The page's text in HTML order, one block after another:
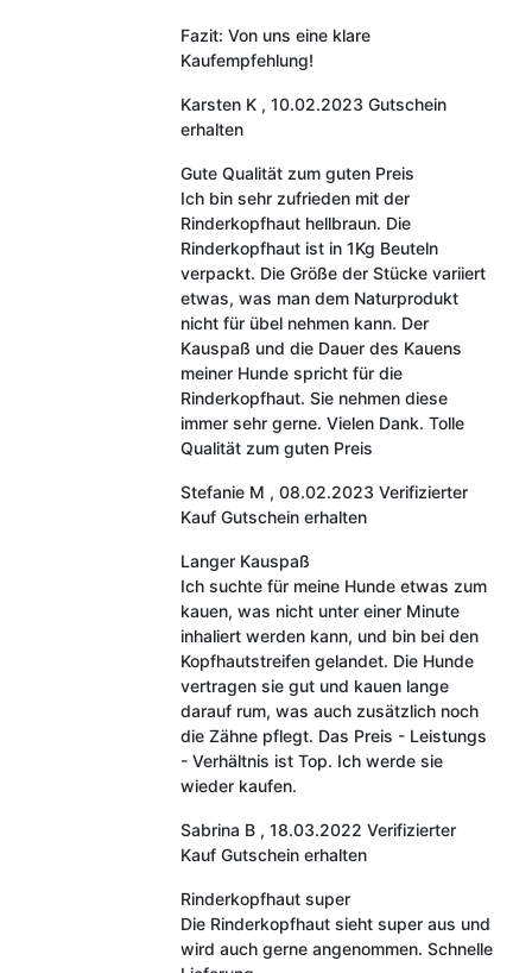
Fazit: Von uns eine klare
Kaufempfehlung!
Karsten K , 10.02.2023 Gutschein
erhalten
Gute Qualität zum guten Preis
Ich bin sehr zufrieden mit der
Rinderkopfhaut hellbraun. Die
Rinderkopfhaut ist in 1Kg Beuteln
verpackt. Die Größe der Stücke variiert
etwas, was man dem Naturprodukt
nicht für übel nehmen kann. Der
Kauspaß und die Dauer des Kauens
meiner Hunde spricht für die
Rinderkopfhaut. Sie nehmen diese
immer sehr gerne. Vielen Dank. Tolle
Qualität zum guten Preis
Stefanie M , 08.02.2023 Verifizierter
Kauf Gutschein erhalten
Langer Kauspaß
Ich suchte für meine Hunde etwas zum
kauen, was nicht unter einer Minute
inhaliert werden kann, und bin bei den
Kopfhautstreifen gelandet. Die Hunde
vertragen sie gut und kauen lange
darauf rum, was auch zusätzlich noch
die Zähne pflegt. Das Preis - Leistungs
- Verhältnis ist Top. Ich werde sie
wieder kaufen.
Sabrina B , 18.03.2022 Verifizierter
Kauf Gutschein erhalten
Rinderkopfhaut super
Die Rinderkopfhaut sieht super aus und
wird auch gerne angenommen. Schnelle